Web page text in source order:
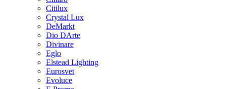
Citilux
Crystal Lux
DeMarkt
Dio DArte
Divinare
Eglo
Elstead Lighting
Eurosvet
Evoluce